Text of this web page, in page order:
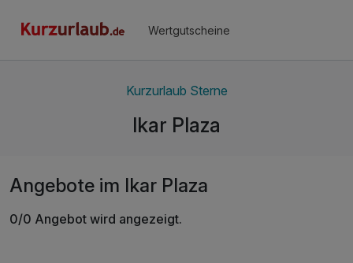
Wertgutscheine
Kurzurlaub Sterne
Ikar Plaza
Angebote im Ikar Plaza
0/0 Angebot wird angezeigt.